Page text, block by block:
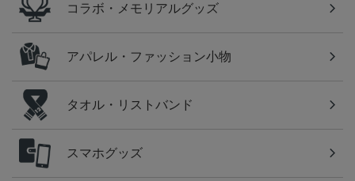
コラボ・メモリアルグッズ
アパレル・ファッション小物
タオル・リストバンド
スマホグッズ